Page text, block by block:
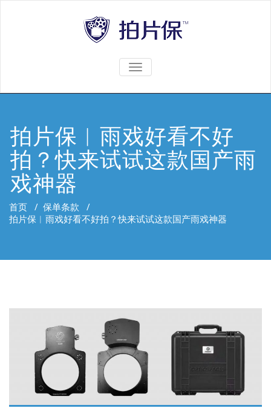
TOGGLE
拍片保︱雨戏好看不好
拍？快来试试这款国产雨
戏神器
首页 / 保单条款 /
拍片保︱雨戏好看不好拍？快来试试这款国产雨戏神器